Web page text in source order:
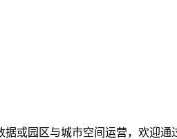
或园区与城市空间运营，欢迎通